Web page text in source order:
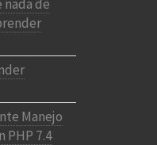
nada de
Manejo
PHP 7.4